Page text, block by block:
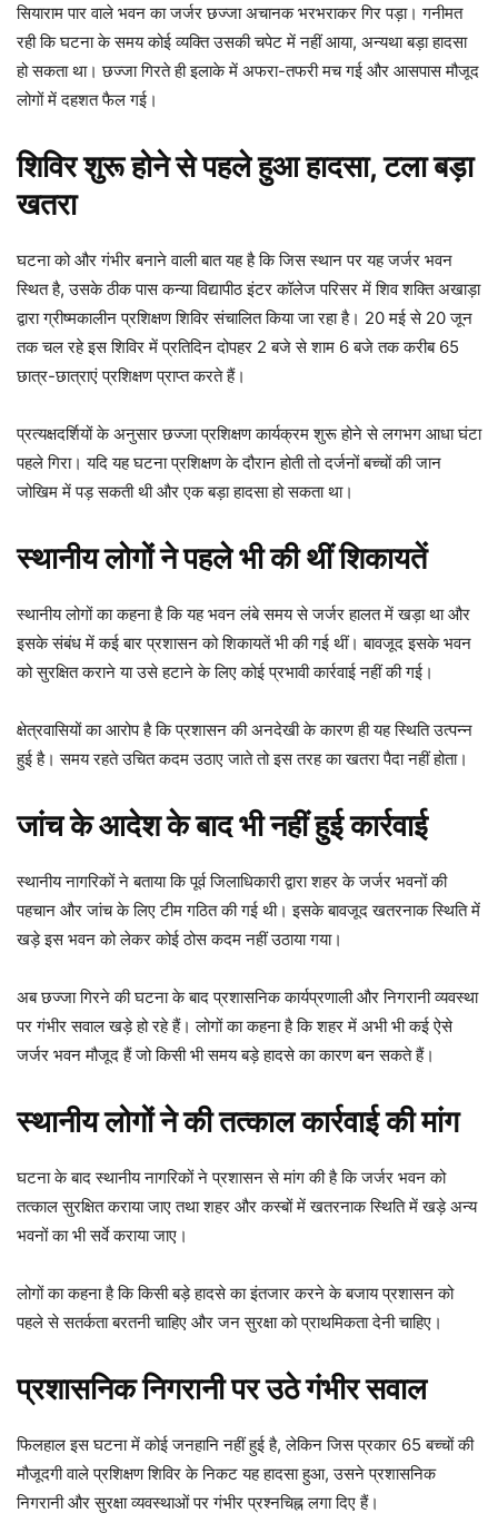
सियाराम पार वाले भवन का जर्जर छज्जा अचानक भरभराकर गिर पड़ा। गनीमत
रही कि घटना के समय कोई व्यक्ति उसकी चपेट में नहीं आया, अन्यथा बड़ा हादसा
हो सकता था। छज्जा गिरते ही इलाके में अफरा-तफरी मच गई और आसपास मौजूद
लोगों में दहशत फैल गई।
शिविर शुरू होने से पहले हुआ हादसा, टला बड़ा
खतरा
घटना को और गंभीर बनाने वाली बात यह है कि जिस स्थान पर यह जर्जर भवन
स्थित है, उसके ठीक पास कन्या विद्यापीठ इंटर कॉलेज परिसर में शिव शक्ति अखाड़ा
द्वारा ग्रीष्मकालीन प्रशिक्षण शिविर संचालित किया जा रहा है। 20 मई से 20 जून
तक चल रहे इस शिविर में प्रतिदिन दोपहर 2 बजे से शाम 6 बजे तक करीब 65
छात्र-छात्राएं प्रशिक्षण प्राप्त करते हैं।
प्रत्यक्षदर्शियों के अनुसार छज्जा प्रशिक्षण कार्यक्रम शुरू होने से लगभग आधा घंटा
पहले गिरा। यदि यह घटना प्रशिक्षण के दौरान होती तो दर्जनों बच्चों की जान
जोखिम में पड़ सकती थी और एक बड़ा हादसा हो सकता था।
स्थानीय लोगों ने पहले भी की थीं शिकायतें
स्थानीय लोगों का कहना है कि यह भवन लंबे समय से जर्जर हालत में खड़ा था और
इसके संबंध में कई बार प्रशासन को शिकायतें भी की गई थीं। बावजूद इसके भवन
को सुरक्षित कराने या उसे हटाने के लिए कोई प्रभावी कार्रवाई नहीं की गई।
क्षेत्रवासियों का आरोप है कि प्रशासन की अनदेखी के कारण ही यह स्थिति उत्पन्न
हुई है। समय रहते उचित कदम उठाए जाते तो इस तरह का खतरा पैदा नहीं होता।
जांच के आदेश के बाद भी नहीं हुई कार्रवाई
स्थानीय नागरिकों ने बताया कि पूर्व जिलाधिकारी द्वारा शहर के जर्जर भवनों की
पहचान और जांच के लिए टीम गठित की गई थी। इसके बावजूद खतरनाक स्थिति में
खड़े इस भवन को लेकर कोई ठोस कदम नहीं उठाया गया।
अब छज्जा गिरने की घटना के बाद प्रशासनिक कार्यप्रणाली और निगरानी व्यवस्था
पर गंभीर सवाल खड़े हो रहे हैं। लोगों का कहना है कि शहर में अभी भी कई ऐसे
जर्जर भवन मौजूद हैं जो किसी भी समय बड़े हादसे का कारण बन सकते हैं।
स्थानीय लोगों ने की तत्काल कार्रवाई की मांग
घटना के बाद स्थानीय नागरिकों ने प्रशासन से मांग की है कि जर्जर भवन को
तत्काल सुरक्षित कराया जाए तथा शहर और कस्बों में खतरनाक स्थिति में खड़े अन्य
भवनों का भी सर्वे कराया जाए।
लोगों का कहना है कि किसी बड़े हादसे का इंतजार करने के बजाय प्रशासन को
पहले से सतर्कता बरतनी चाहिए और जन सुरक्षा को प्राथमिकता देनी चाहिए।
प्रशासनिक निगरानी पर उठे गंभीर सवाल
फिलहाल इस घटना में कोई जनहानि नहीं हुई है, लेकिन जिस प्रकार 65 बच्चों की
मौजूदगी वाले प्रशिक्षण शिविर के निकट यह हादसा हुआ, उसने प्रशासनिक
निगरानी और सुरक्षा व्यवस्थाओं पर गंभीर प्रश्नचिह्न लगा दिए हैं।